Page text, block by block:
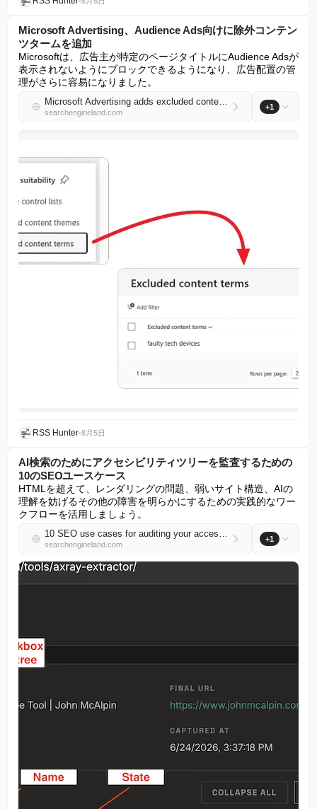
Microsoft Advertising、Audience Ads向けに除外コンテン
ツタームを追加
Microsoftは、広告主が特定のページタイトルにAudience Adsが
表示されないようにブロックできるようになり、広告配置の管
理がさらに容易になりました。
Microsoft Advertising adds excluded content terms for Audience Ads
searchengineland.com
+1
RSS Hunter•8月5日
AI検索のためにアクセシビリティツリーを監査するための
10のSEOユースケース
HTMLを超えて、レンダリングの問題、弱いサイト構造、AIの
理解を妨げるその他の障害を明らかにするための実践的なワー
クフローを活用しましょう。
10 SEO use cases for auditing your accessibility tree for AI search
searchengineland.com
+1